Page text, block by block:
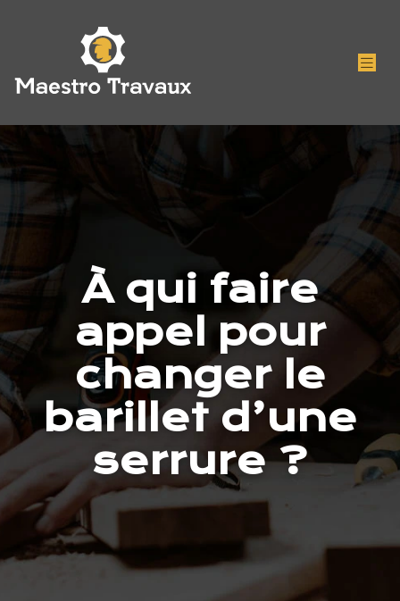
À qui faire
appel pour
changer le
barillet d’une
serrure ?